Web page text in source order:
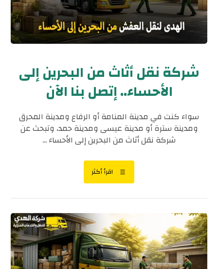
شركة نقل أثاث من البحرين إلى
الأحساء.. إتصل بنا الآن
سواء كنت في مدينة المنامة أو الرفاع ومدينة المحرق
ومدينة سترة أو مدينة عيسى ومدينة حمد، وتبحث عن
شركة نقل أثاث من البحرين إلى الأحساء ...
اقرأ أكثر